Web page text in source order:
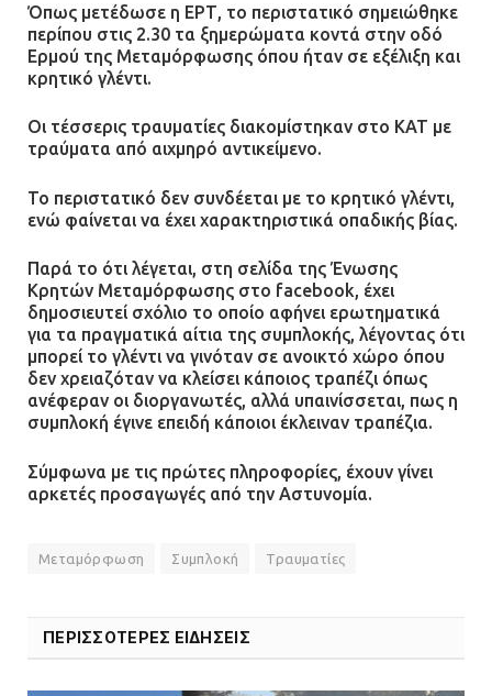
Όπως μετέδωσε η ΕΡΤ, το περιστατικό σημειώθηκε
περίπου στις 2.30 τα ξημερώματα κοντά στην οδό
Ερμού της Μεταμόρφωσης όπου ήταν σε εξέλιξη και
κρητικό γλέντι.
Οι τέσσερις τραυματίες διακομίστηκαν στο ΚΑΤ με
τραύματα από αιχμηρό αντικείμενο.
Το περιστατικό δεν συνδέεται με το κρητικό γλέντι,
ενώ φαίνεται να έχει χαρακτηριστικά οπαδικής βίας.
Παρά το ότι λέγεται, στη σελίδα της Ένωσης
Κρητών Μεταμόρφωσης στο facebook, έχει
δημοσιευτεί σχόλιο το οποίο αφήνει ερωτηματικά
για τα πραγματικά αίτια της συμπλοκής, λέγοντας ότι
μπορεί το γλέντι να γινόταν σε ανοικτό χώρο όπου
δεν χρειαζόταν να κλείσει κάποιος τραπέζι όπως
ανέφεραν οι διοργανωτές, αλλά υπαινίσσεται, πως η
συμπλοκή έγινε επειδή κάποιοι έκλειναν τραπέζια.
Σύμφωνα με τις πρώτες πληροφορίες, έχουν γίνει
αρκετές προσαγωγές από την Αστυνομία.
Μεταμόρφωση Συμπλοκή Τραυματίες
ΠΕΡΙΣΣΟΤΕΡΕΣ ΕΙΔΗΣΕΙΣ